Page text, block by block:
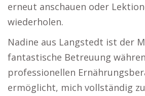
erneut anschauen oder
wiederholen.
Nadine aus Langstedt ist der
fantastische Betreuung
professionellen
ermöglicht, mich vollständig